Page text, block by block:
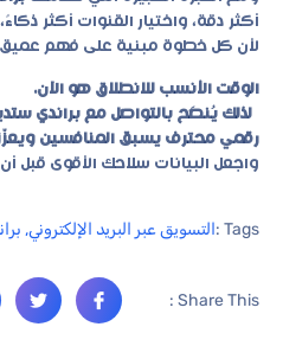
أكثر دقة، واختيار القنوات أكثر
لأن كل خطوة مبنية على فهم
الوقت الأنسب للانطلاق هو الآن.
لذلك يُنصَح بالتواصل مع براندي
رقمي محترف يسبق المنافسين
واجعل البيانات سلاحك الأقوى قبل
Tags : التسويق عبر البريد الإلكتروني,
Share This :